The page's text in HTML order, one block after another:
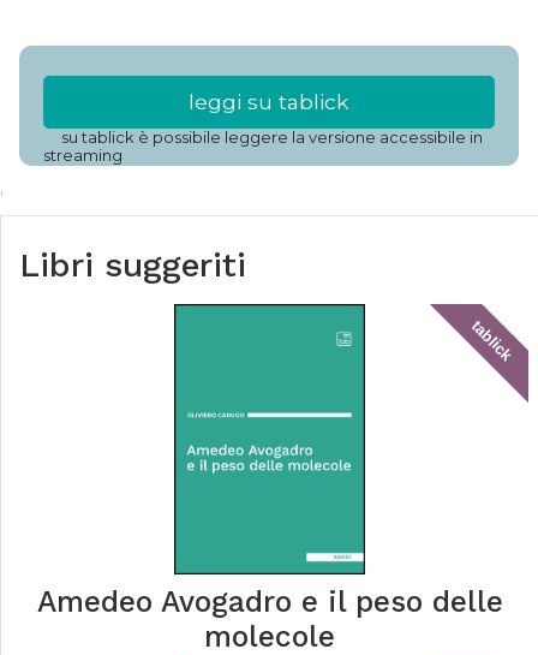
leggi su tablick
su tablick è possibile leggere la versione accessibile in
streaming
Libri suggeriti
tablick
Amedeo Avogadro e il peso delle
molecole